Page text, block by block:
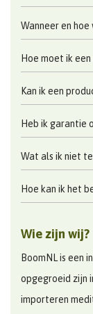
Wanneer en
Hoe moet ik
Kan ik een
Heb ik garantie
Wat als ik niet
Hoe kan ik het
Wie zijn wij?
BoomNL is een
opgegroeid zijn
importeren